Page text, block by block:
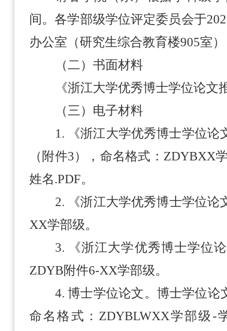
间。各学部级学位评定委员会于
办公室 （研究生综合教育楼905室
（二） 书面材料
《浙江大学优秀博士学位论
（三）电子材料
1.
《浙江大学优秀博士学位论
（附件3） ， 命名格式： ZDYBXX
姓名.PDF。
2.
《浙江大学优秀博士学位论
XX学部级。
3.
《浙江大学优秀博士学位
ZDYB附件6-XX学部级。
4.博士学位论文。博士学位论
命名格式： ZDYBLWXX学部级-